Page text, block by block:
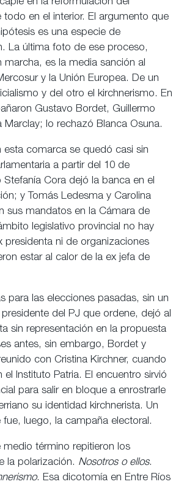
en el interior. El argumento que
es una especie de
La última foto de ese proceso,
marcha, es la media sanción al
y la Unión Europea. De un
y del otro el kirchnerismo. En
Gustavo Bordet, Guillermo
Marclay; lo rechazó Blanca Osuna.
esta comarca se quedó casi sin
a partir del 10 de
Cora dejó la banca en el
y Tomás Ledesma y Carolina
sus mandatos en la Cámara de
legislativo provincial no hay
presidenta ni de organizaciones
estar al calor de la ex jefa de
para las elecciones pasadas, sin un
del PJ que ordene, dejó al
sin representación en la propuesta
antes, sin embargo, Bordet y
con Cristina Kirchner, cuando
el Instituto Patria. El encuentro sirvió
para salir en bloque a enrostrarle
su identidad kirchnerista. Un
luego, la campaña electoral.
medio término repitieron los
la polarización. Nosotros o ellos.
. Esa dicotomía en Entre Ríos